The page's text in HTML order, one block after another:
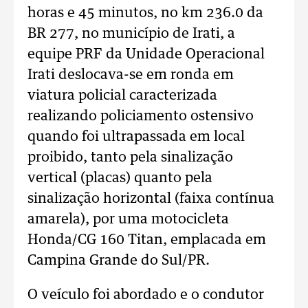
horas e 45 minutos, no km 236.0 da
BR 277, no município de Irati, a
equipe PRF da Unidade Operacional
Irati deslocava-se em ronda em
viatura policial caracterizada
realizando policiamento ostensivo
quando foi ultrapassada em local
proibido, tanto pela sinalização
vertical (placas) quanto pela
sinalização horizontal (faixa contínua
amarela), por uma motocicleta
Honda/CG 160 Titan, emplacada em
Campina Grande do Sul/PR.
O veículo foi abordado e o condutor